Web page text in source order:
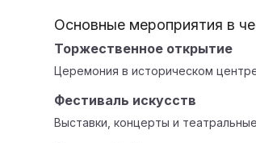
Основные мероприятия в
Торжественное открытие
Церемония в историческом
Фестиваль искусств
Выставки, концерты и